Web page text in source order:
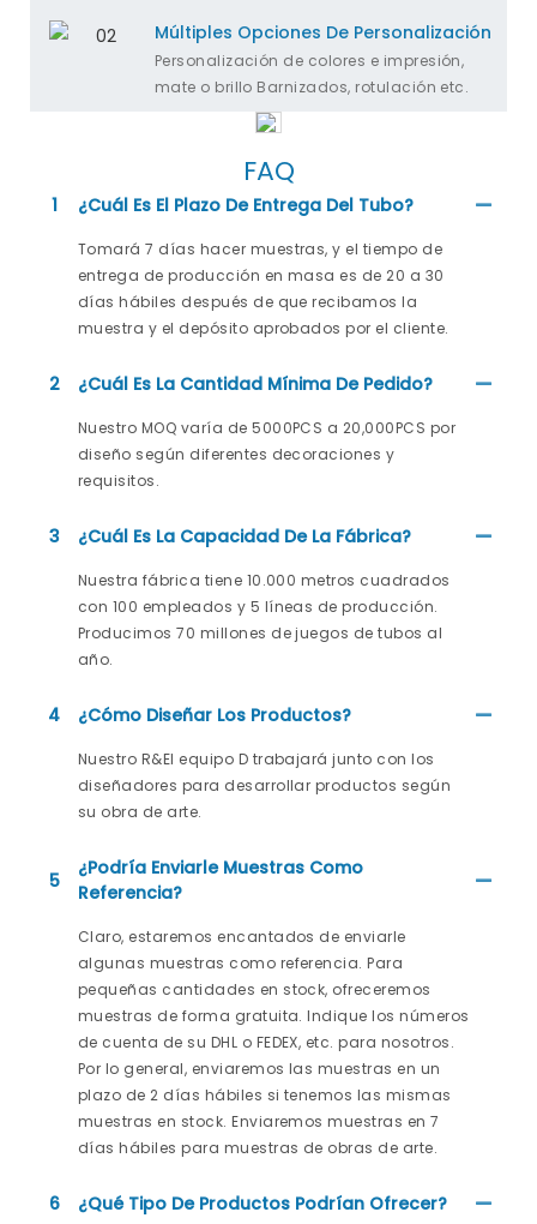
Múltiples Opciones De Personalización
Personalización de colores e impresión,
mate o brillo Barnizados, rotulación etc.
FAQ
1 ¿Cuál Es El Plazo De Entrega Del Tubo?
Tomará 7 días hacer muestras, y el tiempo de
entrega de producción en masa es de 20 a 30
días hábiles después de que recibamos la
muestra y el depósito aprobados por el cliente.
2 ¿Cuál Es La Cantidad Mínima De Pedido?
Nuestro MOQ varía de 5000PCS a 20,000PCS por
diseño según diferentes decoraciones y
requisitos.
3 ¿Cuál Es La Capacidad De La Fábrica?
Nuestra fábrica tiene 10.000 metros cuadrados
con 100 empleados y 5 líneas de producción.
Producimos 70 millones de juegos de tubos al
año.
4 ¿Cómo Diseñar Los Productos?
Nuestro R&El equipo D trabajará junto con los
diseñadores para desarrollar productos según
su obra de arte.
5
¿Podría Enviarle Muestras Como
Referencia?
Claro, estaremos encantados de enviarle
algunas muestras como referencia. Para
pequeñas cantidades en stock, ofreceremos
muestras de forma gratuita. Indique los números
de cuenta de su DHL o FEDEX, etc. para nosotros.
Por lo general, enviaremos las muestras en un
plazo de 2 días hábiles si tenemos las mismas
muestras en stock. Enviaremos muestras en 7
días hábiles para muestras de obras de arte.
6 ¿Qué Tipo De Productos Podrían Ofrecer?